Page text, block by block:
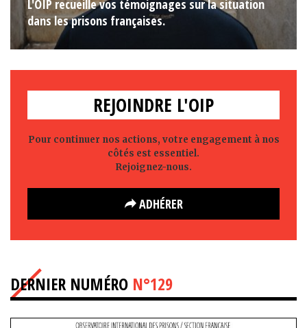
L'OIP recueille vos témoignages sur la situation
dans les prisons françaises.
REJOINDRE L'OIP
Pour continuer nos actions, votre engagement à nos
côtés est essentiel.
Rejoignez-nous.
ADHÉRER
DERNIER NUMÉRO N°129